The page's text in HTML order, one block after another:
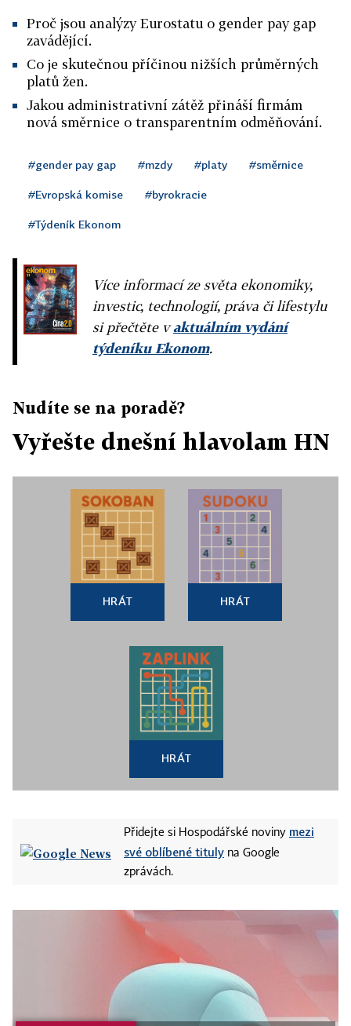
Proč jsou analýzy Eurostatu o gender pay gap
zavádějící.
Co je skutečnou příčinou nižších průměrných
platů žen.
Jakou administrativní zátěž přináší firmám
nová směrnice o transparentním odměňování.
#gender pay gap #mzdy #platy #směrnice
#Evropská komise #byrokracie
#Týdeník Ekonom
Více informací ze světa ekonomiky,
investic, technologií, práva či lifestylu
si přečtěte vaktuálním vydání
týdeníku Ekonom.
Nudíte se na poradě?
Vyřešte dnešní hlavolam HN
HRÁT HRÁT
HRÁT
Přidejte si Hospodářské noviny mezi
své oblíbené tituly na Google
zprávách.